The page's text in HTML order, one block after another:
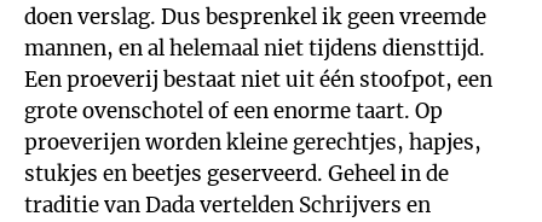
doen verslag. Dus besprenkel ik geen vreemde
mannen, en al helemaal niet tijdens diensttijd.
Een proeverij bestaat niet uit één stoofpot, een
grote ovenschotel of een enorme taart. Op
proeverijen worden kleine gerechtjes, hapjes,
stukjes en beetjes geserveerd. Geheel in de
traditie van Dada vertelden Schrijvers en